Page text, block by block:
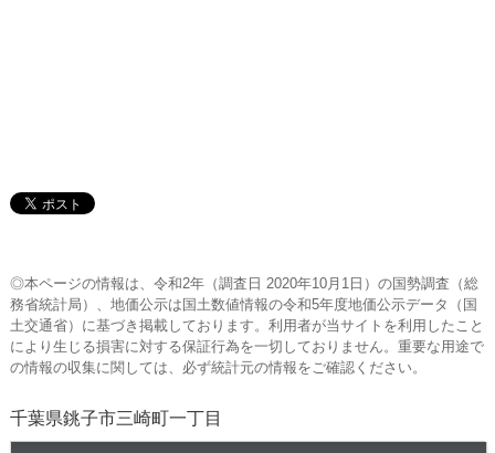
◎本ページの情報は、令和2年（調査日 2020年10月1日）の国勢調査（総
務省統計局）、地価公示は国土数値情報の令和5年度地価公示データ（国
土交通省）に基づき掲載しております。利用者が当サイトを利用したこと
により生じる損害に対する保証行為を一切しておりません。重要な用途で
の情報の収集に関しては、必ず統計元の情報をご確認ください。
千葉県銚子市三崎町一丁目